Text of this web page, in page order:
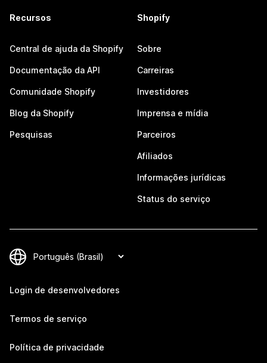
Recursos
Central de ajuda da Shopify
Documentação da API
Comunidade Shopify
Blog da Shopify
Pesquisas
Shopify
Sobre
Carreiras
Investidores
Imprensa e mídia
Parceiros
Afiliados
Informações jurídicas
Status do serviço
Login de desenvolvedores
Termos de serviço
Política de privacidade